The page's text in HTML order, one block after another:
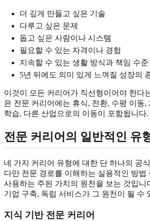
더 깊게 만들고 싶은 기술
다루고 싶은 문제
돕고 싶은 사람이나 시스템
필요할 수 있는 자격이나 경험
지속할 수 있는 생활 방식과 책임 수준
5년 뒤에도 의미 있게 느껴질 성장의
이것이 모든 커리어가 직선형이어야 한다
은 전문 커리어에는 휴식, 전환, 수평 이동,
학습, 다른 산업으로의 이동이 포함됩니다.
전문 커리어의 일반적인 유
네 가지 커리어 유형에 대한 단 하나의 공
다만 전문 경로를 이해하는 실용적인 방법
사용하는 주된 가치의 원천을 보는 것입니
기업 구축, 독립 서비스가 그 원천이 될 수
지식 기반 전문 커리어